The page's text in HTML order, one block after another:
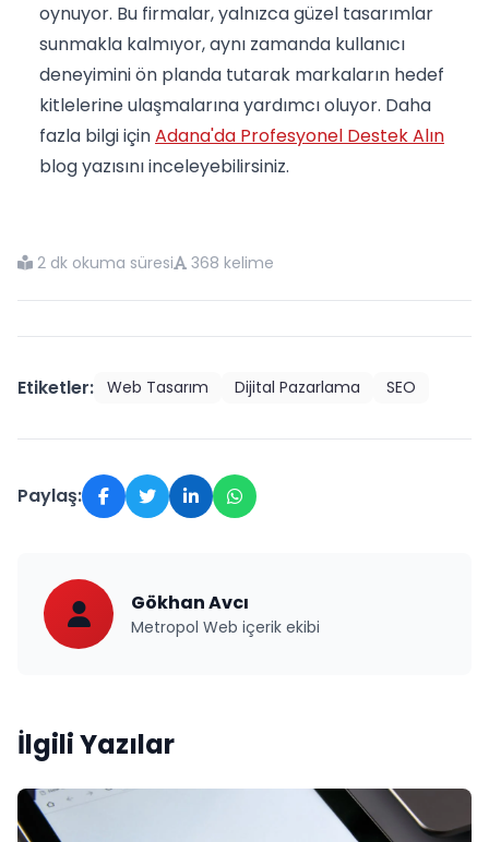
oynuyor. Bu firmalar, yalnızca güzel tasarımlar
sunmakla kalmıyor, aynı zamanda kullanıcı
deneyimini ön planda tutarak markaların hedef
kitlelerine ulaşmalarına yardımcı oluyor. Daha
fazla bilgi içinAdana'da Profesyonel Destek Alın
blog yazısını inceleyebilirsiniz.
2 dk okuma süresi 368 kelime
Etiketler: Web Tasarım Dijital Pazarlama SEO
Paylaş:
Gökhan Avcı
Metropol Web içerik ekibi
İlgili Yazılar